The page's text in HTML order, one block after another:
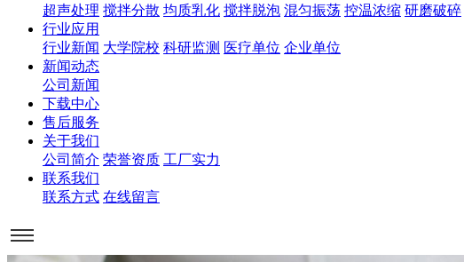
超声处理 搅拌分散 均质乳化 搅拌脱泡 混匀振荡 控温浓缩 研磨破碎
行业应用
行业新闻 大学院校 科研监测 医疗单位 企业单位
新闻动态
公司新闻
下载中心
售后服务
关于我们
公司简介 荣誉资质 工厂实力
联系我们
联系方式 在线留言